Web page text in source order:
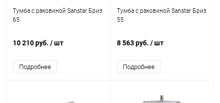
Тумба с раковиной Sanstar Бриз
65
10 210 руб. / шт
Подробнее
Тумба с раковиной Sanstar Бриз
55
8 563 руб. / шт
Подробнее